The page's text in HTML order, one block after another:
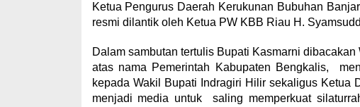
Ketua Pengurus Daerah Kerukunan Bubuhan
resmi dilantik oleh Ketua PW KBB Riau H.
Dalam sambutan tertulis Bupati Kasmarni
atas nama Pemerintah Kabupaten Bengkalis,
kepada Wakil Bupati Indragiri Hilir sekaligus
menjadi media untuk saling memperkuat